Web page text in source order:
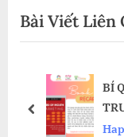
s
P
t
P
o
:
Bài Viết Liên
BÍ
prev